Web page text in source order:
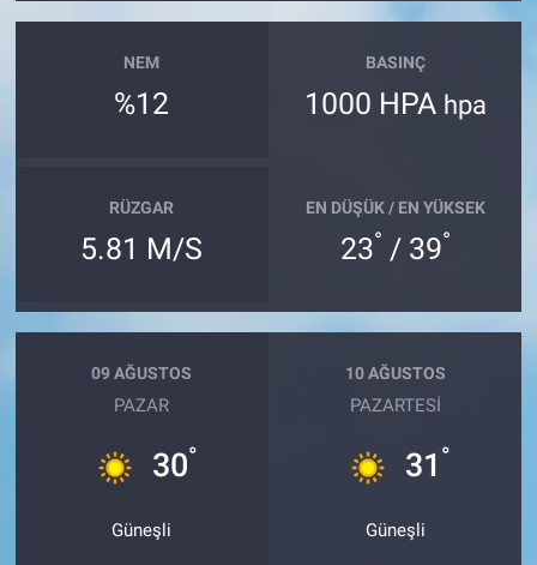
NEM
%12
BASINÇ
1000 HPA hpa
RÜZGAR
5.81 M/S
EN DÜŞÜK / EN YÜKSEK
23° / 39°
09 AĞUSTOS
PAZAR
30°
Güneşli
10 AĞUSTOS
PAZARTESI
31 °
Güneşli